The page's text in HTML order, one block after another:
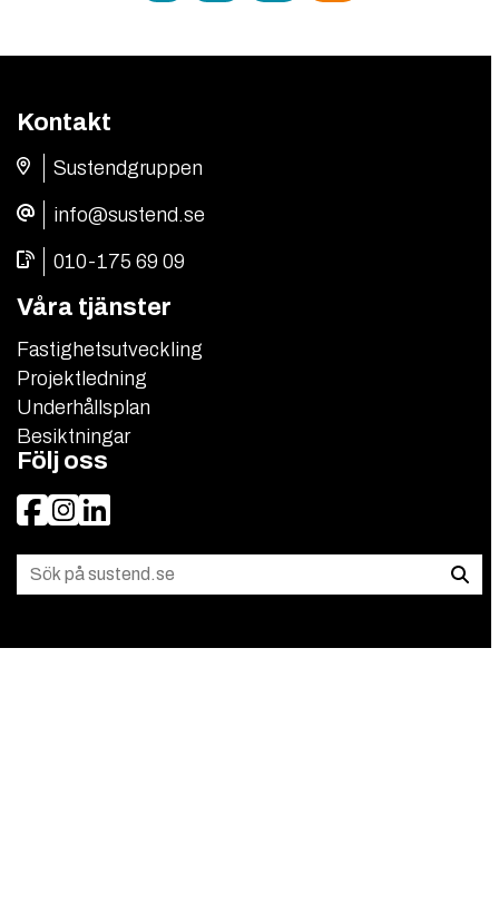
Kontakt
Sustendgruppen
info@sustend.se
010-175 69 09
Våra tjänster
Fastighetsutveckling
Projektledning
Underhållsplan
Besiktningar
Följ oss
Facebook Instagram LinkedIn
Sök